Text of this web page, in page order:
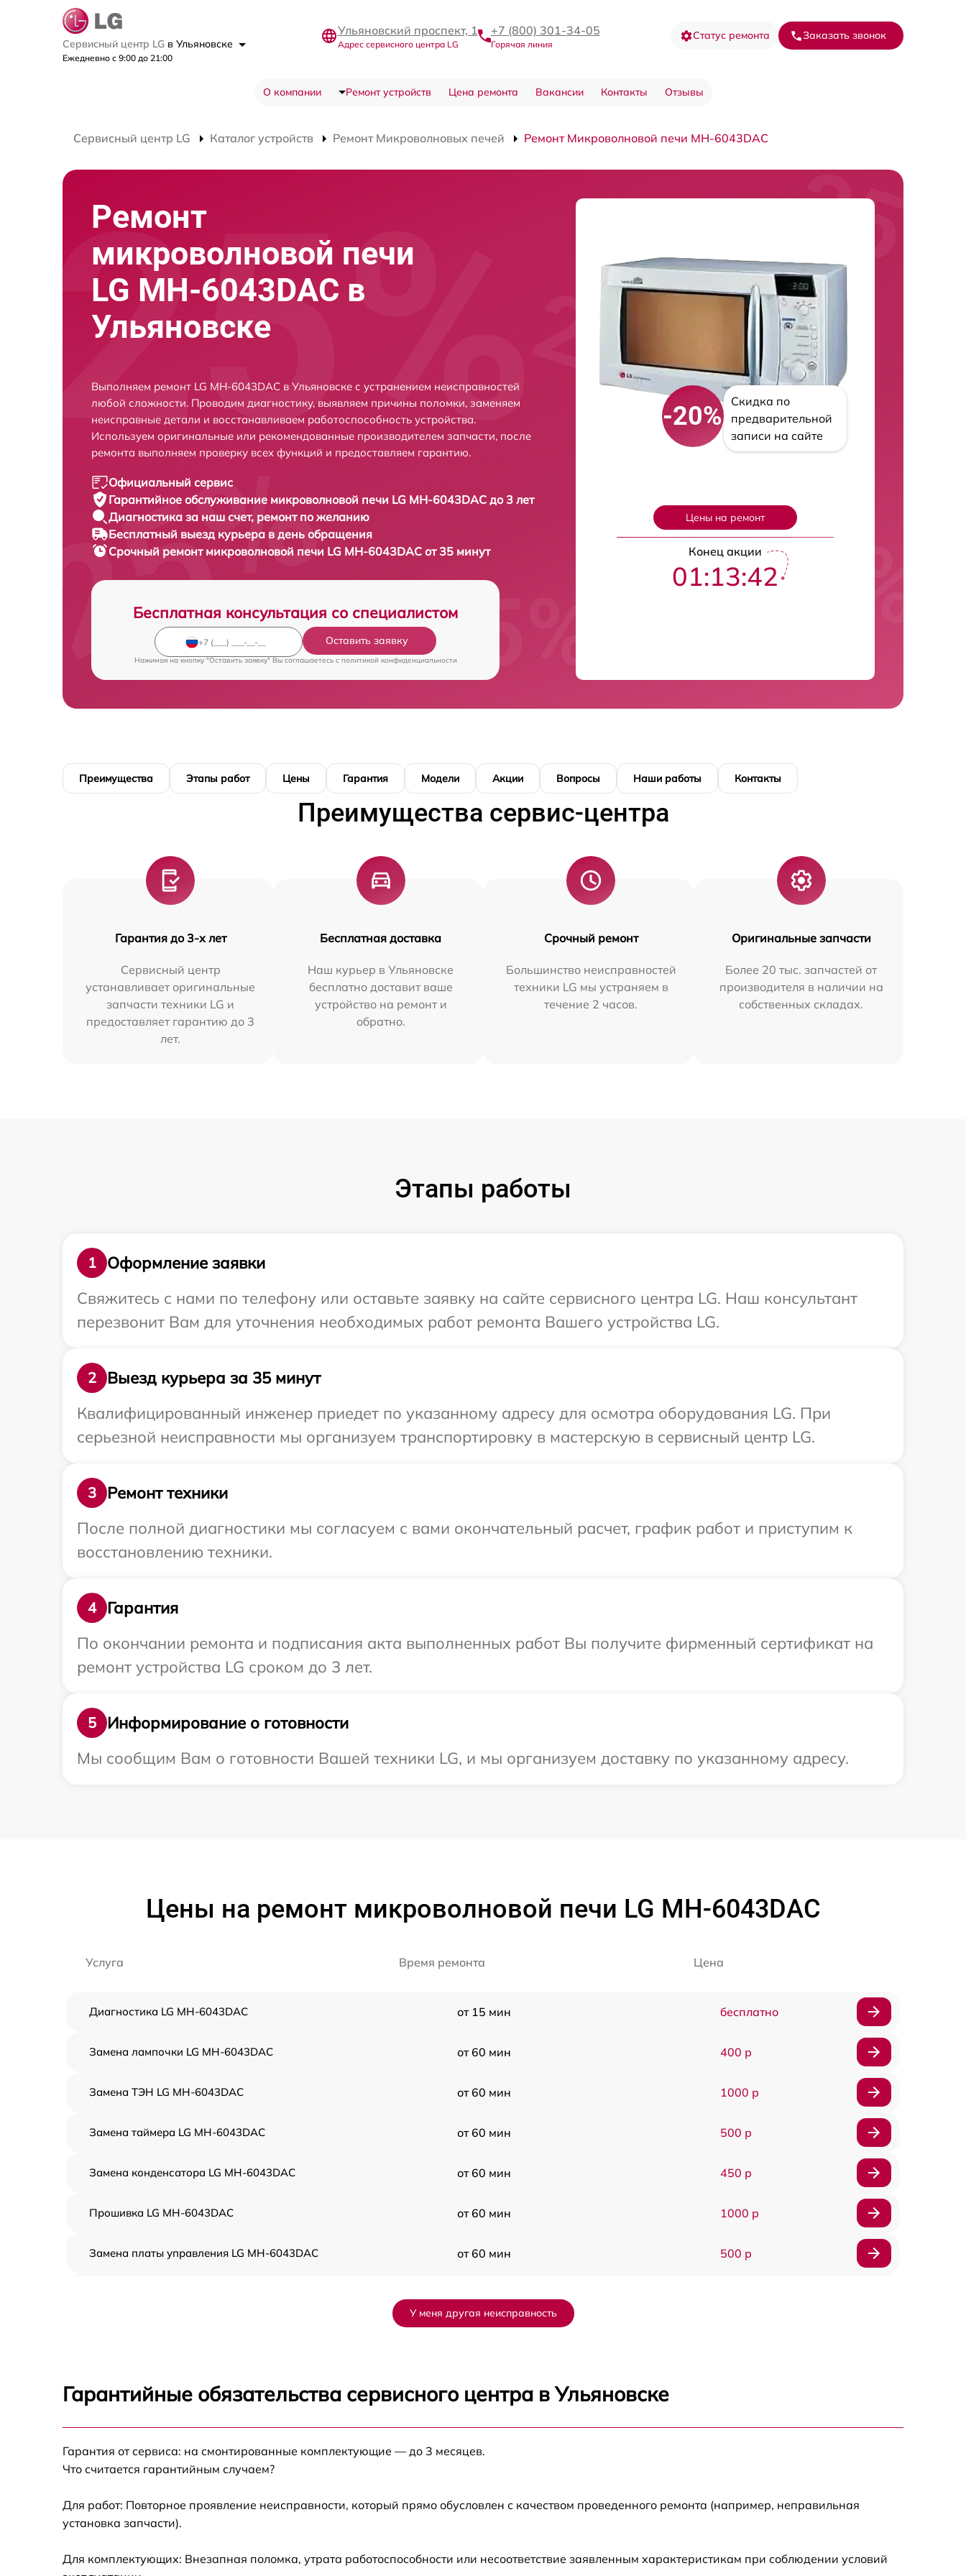
Сервисный центр LG в Ульяновске
Ежедневно с 9:00 до 21:00
Ульяновский проспект, 1
Адрес сервисного центра LG
+7 (800) 301-34-05
Горячая линия
Статус ремонта Заказать звонок
О компании Ремонт устройств Цена ремонта Вакансии Контакты Отзывы
Сервисный центр LG Каталог устройств Ремонт Микроволновых печей Ремонт Микроволновой печи MH-6043DAC
Ремонт
микроволновой печи
LG MH-6043DAC в
Ульяновске
Выполняем ремонт LG MH-6043DAC в Ульяновске с устранением неисправностей
любой сложности. Проводим диагностику, выявляем причины поломки, заменяем
неисправные детали и восстанавливаем работоспособность устройства.
Используем оригинальные или рекомендованные производителем запчасти, после
ремонта выполняем проверку всех функций и предоставляем гарантию.
Официальный сервис
Гарантийное обслуживание микроволновой печи LG MH-6043DAC до 3 лет
Диагностика за наш счет, ремонт по желанию
Бесплатный выезд курьера в день обращения
Срочный ремонт микроволновой печи LG MH-6043DAC от 35 минут
Бесплатная консультация со специалистом
Оставить заявку
Нажимая на кнопку "Оставить заявку" Вы соглашаетесь c политикой конфиденциальности
-20%
Скидка по
предварительной
записи на сайте
Цены на ремонт
Конец акции
01:13:41
Преимущества Этапы работ Цены Гарантия Модели Акции Вопросы Наши работы Контакты
Преимущества сервис-центра
Гарантия до 3-х лет
Сервисный центр
устанавливает оригинальные
запчасти техники LG и
предоставляет гарантию до 3
лет.
Бесплатная доставка
Наш курьер в Ульяновске
бесплатно доставит ваше
устройство на ремонт и
обратно.
Срочный ремонт
Большинство неисправностей
техники LG мы устраняем в
течение 2 часов.
Оригинальные запчасти
Более 20 тыс. запчастей от
производителя в наличии на
собственных складах.
Этапы работы
1
Оформление заявки
Свяжитесь с нами по телефону или оставьте заявку на сайте сервисного центра LG. Наш консультант
перезвонит Вам для уточнения необходимых работ ремонта Вашего устройства LG.
2
Выезд курьера за 35 минут
Квалифицированный инженер приедет по указанному адресу для осмотра оборудования LG. При
серьезной неисправности мы организуем транспортировку в мастерскую в сервисный центр LG.
3
Ремонт техники
После полной диагностики мы согласуем с вами окончательный расчет, график работ и приступим к
восстановлению техники.
4
Гарантия
По окончании ремонта и подписания акта выполненных работ Вы получите фирменный сертификат на
ремонт устройства LG сроком до 3 лет.
5
Информирование о готовности
Мы сообщим Вам о готовности Вашей техники LG, и мы организуем доставку по указанному адресу.
Цены на ремонт микроволновой печи LG MH-6043DAC
Услуга Время ремонта Цена
Диагностика LG MH-6043DAC от 15 мин бесплатно
Замена лампочки LG MH-6043DAC от 60 мин 400 р
Замена ТЭН LG MH-6043DAC от 60 мин 1000 р
Замена таймера LG MH-6043DAC от 60 мин 500 р
Замена конденсатора LG MH-6043DAC от 60 мин 450 р
Прошивка LG MH-6043DAC от 60 мин 1000 р
Замена платы управления LG MH-6043DAC от 60 мин 500 р
Ремонт волновода LG MH-6043DAC от 60 мин
6043DAC
Замена силового трансформатора LG MH-
У меня другая неисправность
Гарантийные обязательства сервисного центра в Ульяновске
Гарантия от сервиса: на смонтированные комплектующие — до 3 месяцев.
Что считается гарантийным случаем?
Для работ: Повторное проявление неисправности, который прямо обусловлен с качеством проведенного ремонта (например, неправильная
установка запчасти).
Для комплектующих: Внезапная поломка, утрата работоспособности или несоответствие заявленным характеристикам при соблюдении условий